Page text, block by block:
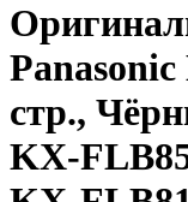
стр.,
KX-